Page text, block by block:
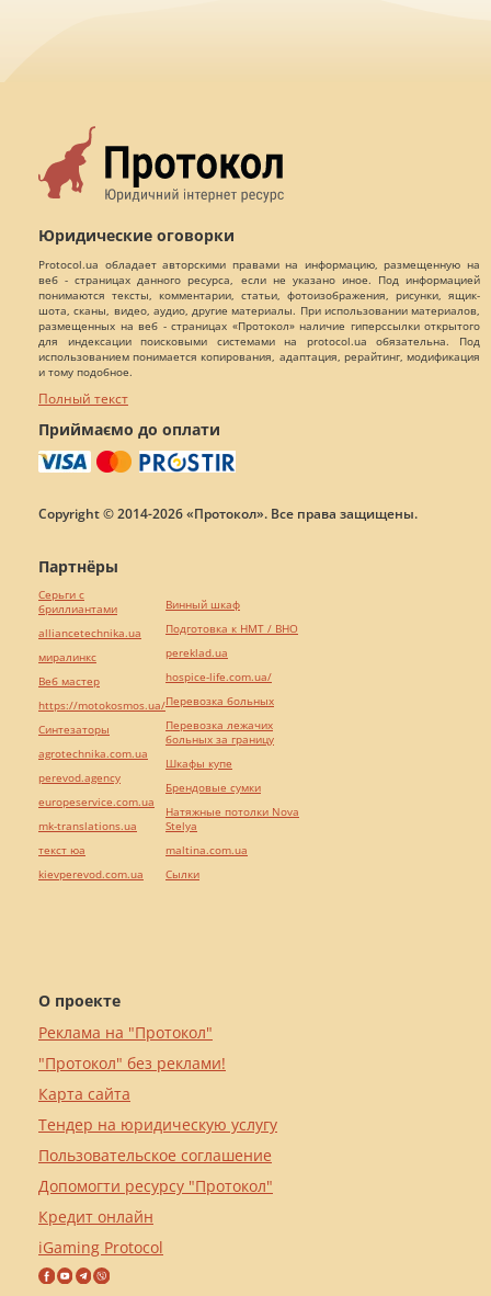
Юридические оговорки
Protocol.ua обладает авторскими правами на информацию, размещенную на
веб - страницах данного ресурса, если не указано иное. Под информацией
понимаются тексты, комментарии, статьи, фотоизображения, рисунки, ящик-
шота, сканы, видео, аудио, другие материалы. При использовании материалов,
размещенных на веб - страницах «Протокол» наличие гиперссылки открытого
для индексации поисковыми системами на protocol.ua обязательна. Под
использованием понимается копирования, адаптация, рерайтинг, модификация
и тому подобное.
Полный текст
Приймаємо до оплати
Copyright © 2014-2026 «Протокол». Все права защищены.
О проекте
Реклама на "Протокол"
"Протокол" без реклами!
Карта сайта
Тендер на юридическую услугу
Пользовательское соглашение
Допомогти ресурсу "Протокол"
Кредит онлайн
iGaming Protocol
Партнёры
Серьги с
бриллиантами
alliancetechnika.ua
миралинкс
Веб мастер
https://motokosmos.ua/
Синтезаторы
agrotechnika.com.ua
perevod.agency
europeservice.com.ua
mk-translations.ua
текст юа
kievperevod.com.ua
Винный шкаф
Подготовка к НМТ / ВНО
pereklad.ua
hospice-life.com.ua/
Перевозка больных
Перевозка лежачих
больных за границу
Шкафы купе
Брендовые сумки
Натяжные потолки Nova
Stelya
maltina.com.ua
Cылки